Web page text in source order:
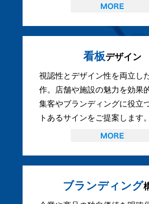
看板デザイン
視認性とデザイン性を両立し
作。店舗や施設の魅力を効果
集客やブランディングに役立
トあるサインをご提案します。
ブランディング